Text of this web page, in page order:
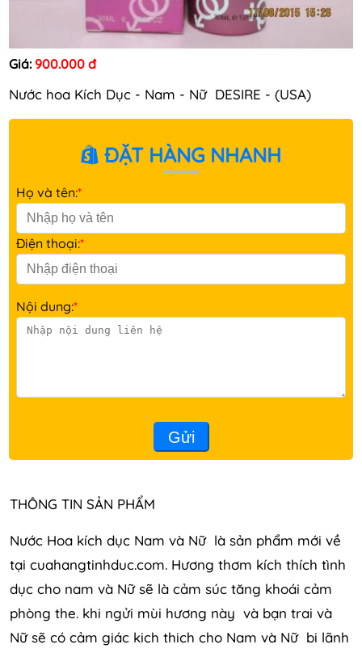
Giá: 900.000 đ
Nước hoa Kích Dục - Nam - Nữ DESIRE - (USA)
ĐẶT HÀNG NHANH
Họ và tên:*
Điện thoại:*
Nội dung:*
Gửi
THÔNG TIN SẢN PHẨM
Nước Hoa kích dục Nam và Nữ là sản phẩm mới về
tại cuahangtinhduc.com. Hương thơm kích thích tình
dục cho nam và Nữ sẽ là cảm súc tăng khoái cảm
phòng the. khi ngửi mùi hương này và bạn trai và
Nữ sẽ có cảm giác kich thich cho Nam và Nữ bi lãnh